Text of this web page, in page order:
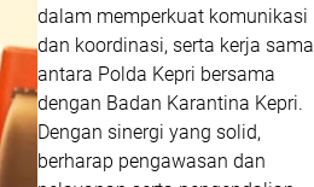
dalam memperkuat komunikasi
dan koordinasi, serta kerja sama
antara Polda Kepri bersama
dengan Badan Karantina Kepri.
Dengan sinergi yang solid,
berharap pengawasan dan